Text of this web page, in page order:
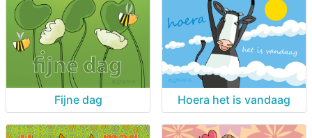
Fijne dag Hoera het is vandaag